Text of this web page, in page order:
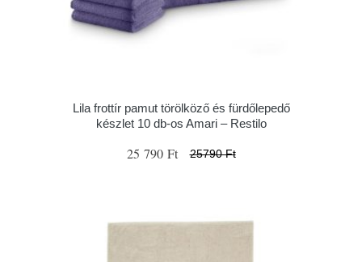
Lila frottír pamut törölköző és fürdőlepedő
készlet 10 db-os Amari – Restilo
25 790 Ft 25790 Ft